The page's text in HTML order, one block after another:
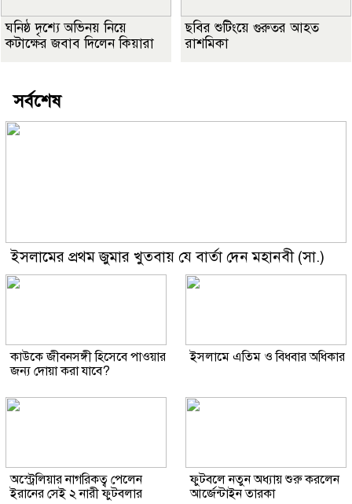
ঘনিষ্ঠ দৃশ্যে অভিনয় নিয়ে
কটাক্ষের জবাব দিলেন কিয়ারা
ছবির শুটিংয়ে গুরুতর আহত
রাশমিকা
সর্বশেষ
ইসলামের প্রথম জুমার খুতবায় যে বার্তা দেন মহানবী (সা.)
কাউকে জীবনসঙ্গী হিসেবে পাওয়ার
জন্য দোয়া করা যাবে?
ইসলামে এতিম ও বিধবার অধিকার
অস্ট্রেলিয়ার নাগরিকত্ব পেলেন
ইরানের সেই ২ নারী ফুটবলার
ফুটবলে নতুন অধ্যায় শুরু করলেন
আর্জেন্টাইন তারকা